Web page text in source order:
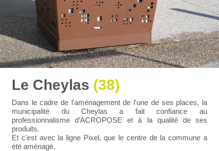
Le Cheylas (38)
Dans le cadre de l'aménagement de l'une de ses places, la
municipalité du Cheylas a fait confiance au
professionnalisme d’ACROPOSE et à la qualité de ses
produits.
Et c'est avec la ligne Pixel, que le centre de la commune a
été aménagé.